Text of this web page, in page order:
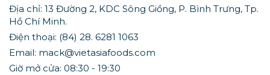
Địa chỉ: 13 Đường 2, KDC Sông Giồng, P. Bình Trưng, Tp.
Hồ Chí Minh.
Điện thoại: (84) 28. 6281 1063
Email: mack@vietasiafoods.com
Giờ mở cửa: 08:30 - 19:30